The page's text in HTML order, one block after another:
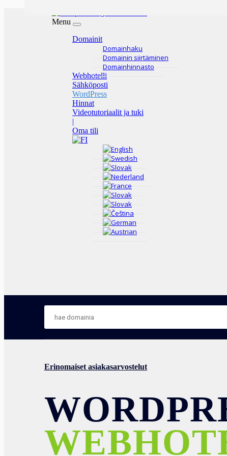
Menu
Domainit
Domainhaku
Domainin siirtäminen
Domainhinnasto
Webhotelli
Sähköposti
WordPress
Hinnat
Videotutoriaalit ja tuki
|
Oma tili
Erinomaiset asiakasarvostelut